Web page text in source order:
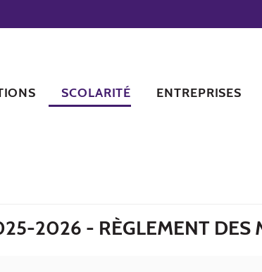
SCOLARITÉ ENTREPRISES
2026 - RÈGLEMENT DES